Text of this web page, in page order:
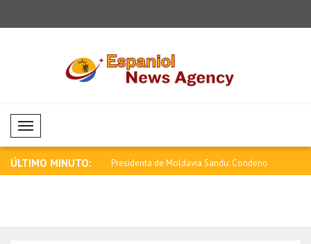
Mobil Menü
ÚLTIMO MINUTO:
de Nueva Zelanda Presidenta de Moldavia Sandu: Condeno